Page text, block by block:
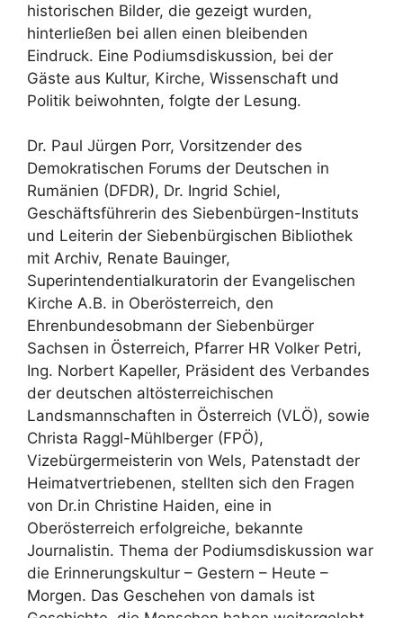
historischen Bilder, die gezeigt wurden,
hinterließen bei allen einen bleibenden
Eindruck. Eine Podiumsdiskussion, bei der
Gäste aus Kultur, Kirche, Wissenschaft und
Politik beiwohnten, folgte der Lesung.
Dr. Paul Jürgen Porr, Vorsitzender des
Demokratischen Forums der Deutschen in
Rumänien (DFDR), Dr. Ingrid Schiel,
Geschäftsführerin des Siebenbürgen-Instituts
und Leiterin der Siebenbürgischen Bibliothek
mit Archiv, Renate Bauinger,
Superintendentialkuratorin der Evangelischen
Kirche A.B. in Oberösterreich, den
Ehrenbundesobmann der Siebenbürger
Sachsen in Österreich, Pfarrer HR Volker Petri,
Ing. Norbert Kapeller, Präsident des Verbandes
der deutschen altösterreichischen
Landsmannschaften in Österreich (VLÖ), sowie
Christa Raggl-Mühlberger (FPÖ),
Vizebürgermeisterin von Wels, Patenstadt der
Heimatvertriebenen, stellten sich den Fragen
von Dr.in Christine Haiden, eine in
Oberösterreich erfolgreiche, bekannte
Journalistin. Thema der Podiumsdiskussion war
die Erinnerungskultur – Gestern – Heute –
Morgen. Das Geschehen von damals ist